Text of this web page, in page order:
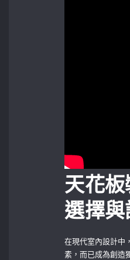
天花
選擇
在現代室內設計中
素，而已成為創造